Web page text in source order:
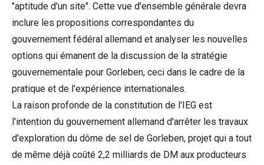
"aptitude d'un site". Cette vue d'ensemble générale devra
inclure les propositions correspondantes du
gouvernement fédéral allemand et analyser les nouvelles
options qui émanent de la discussion de la stratégie
gouvernementale pour Gorleben, ceci dans le cadre de la
pratique et de l'expérience internationales.
La raison profonde de la constitution de l'IEG est
l'intention du gouvernement allemand d'arrêter les travaux
d'exploration du dôme de sel de Gorleben, projet qui a tout
de même déjà coûté 2,2 milliards de DM aux producteurs